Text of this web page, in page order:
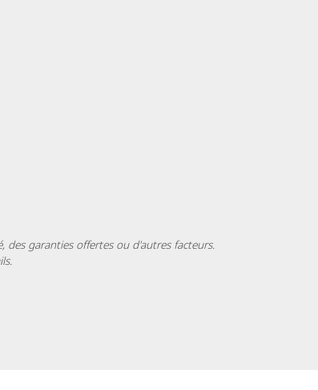
des garanties offertes ou d'autres facteurs.